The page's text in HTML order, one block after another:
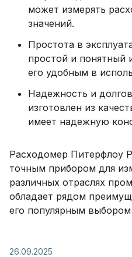
может измерять
значений.
Простота в
простой и понятный
его удобным в
Надежность и
изготовлен из
имеет надежную
Расходомер Питерфлоу
точным прибором для
различных отраслях
обладает рядом
его популярным
26.09.2025